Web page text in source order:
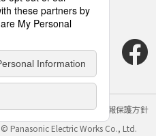
クッキーポリシー
個人情報保護方針
© Panasonic Electric Works Co., Ltd.